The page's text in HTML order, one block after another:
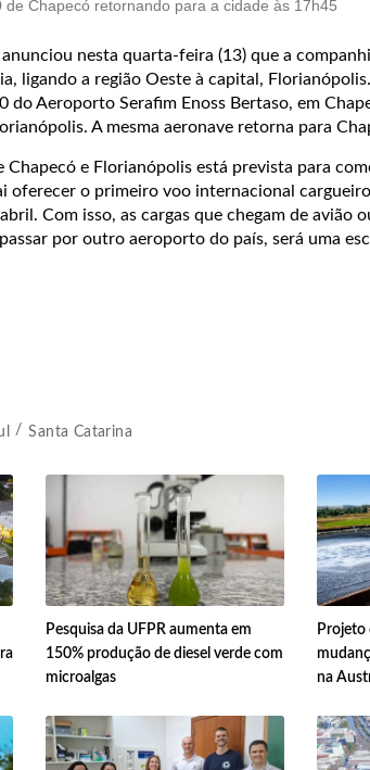
Chapecó retornando para a cidade às 17h45
nesta quarta-feira (13) que a
ligando a região Oeste à capital,
do Aeroporto Serafim Enoss Bertaso, em
A mesma aeronave retorna para
e Florianópolis está prevista para
oferecer o primeiro voo internacional
Com isso, as cargas que chegam de avião
por outro aeroporto do país, será uma
Santa Catarina
Pesquisa da UFPR aumenta em
150% produção de diesel verde com
microalgas
Projeto
na